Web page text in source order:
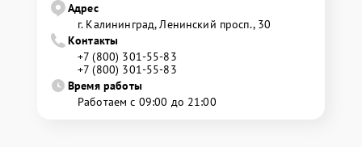
Адрес
г. Калининград, Ленинский просп., 30
Контакты
+7 (800) 301-55-83
+7 (800) 301-55-83
Время работы
Работаем с 09:00 до 21:00